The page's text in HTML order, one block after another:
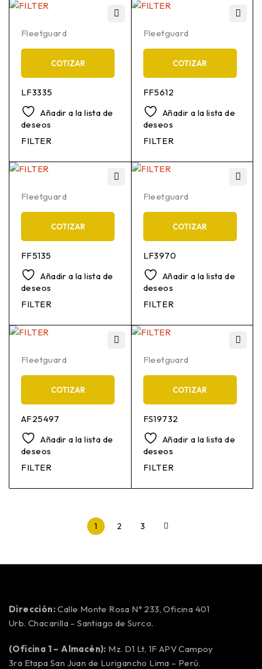
Fleetguard
COTIZAR
LF3335
Añadir a la lista de
deseos
FILTER
Fleetguard
COTIZAR
FF5612
Añadir a la lista de
deseos
FILTER
Fleetguard
COTIZAR
FF5135
Añadir a la lista de
deseos
FILTER
Fleetguard
COTIZAR
LF3970
Añadir a la lista de
deseos
FILTER
Fleetguard
COTIZAR
AF25497
Añadir a la lista de
deseos
FILTER
Fleetguard
COTIZAR
FS19732
Añadir a la lista de
deseos
FILTER
1 2 3
Dirección:Calle Monte Rosa N° 233, Oficina 401
Urb. Chacarilla – Santiago de Surco.
(Oficina 1 – Almacén): Mz. D1 Lt, 1F APV Campoy
3ra Etapa San Juan de Lurigancho Lima – Perú.